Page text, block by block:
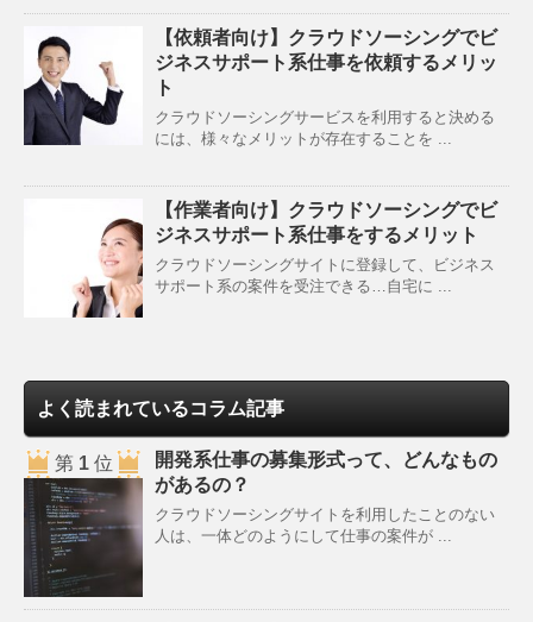
【依頼者向け】クラウドソーシングでビ
ジネスサポート系仕事を依頼するメリッ
ト
クラウドソーシングサービスを利用すると決める
には、様々なメリットが存在することを ...
【作業者向け】クラウドソーシングでビ
ジネスサポート系仕事をするメリット
クラウドソーシングサイトに登録して、ビジネス
サポート系の案件を受注できる…自宅に ...
よく読まれているコラム記事
第 1位
開発系仕事の募集形式って、どんなもの
があるの？
クラウドソーシングサイトを利用したことのない
人は、一体どのようにして仕事の案件が ...